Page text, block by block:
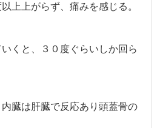
上上がらず、痛みを感じる。
くと、３０度ぐらいしか回ら
臓は肝臓で反応あり頭蓋骨の